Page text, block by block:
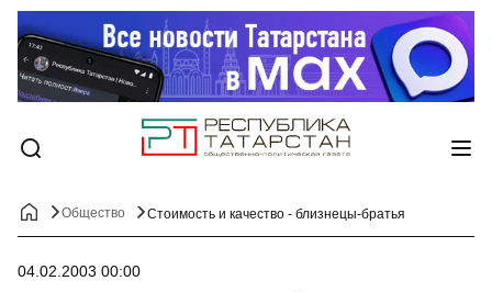
Общество Стоимость и качество - близнецы-братья
04.02.2003 00:00